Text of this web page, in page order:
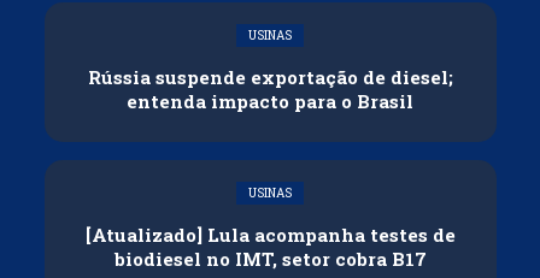
USINAS
Rússia suspende exportação de diesel;
entenda impacto para o Brasil
USINAS
[Atualizado] Lula acompanha testes de
biodiesel no IMT, setor cobra B17